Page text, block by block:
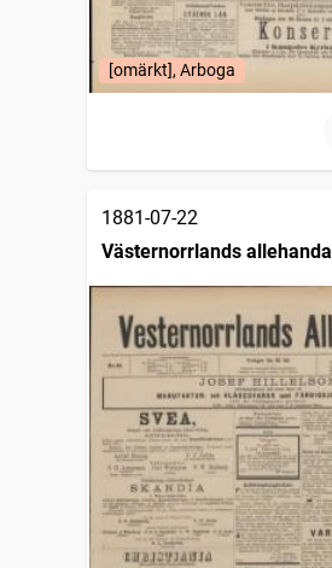
[omärkt], Arboga
1881-07-22
Västernorrlands allehanda